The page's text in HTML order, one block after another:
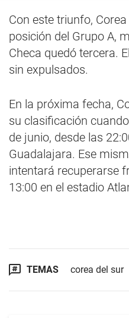
Con este triunfo,
posición del Grupo A,
Checa quedó tercera.
sin expulsados.
En la próxima fecha,
su clasificación
de junio, desde las
Guadalajara. Ese
intentará recuperarse
13:00 en el estadio
TEMAS corea del sur